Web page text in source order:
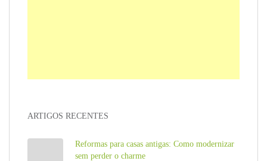
ARTIGOS RECENTES
Reformas para casas antigas: Como modernizar
sem perder o charme